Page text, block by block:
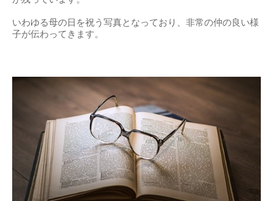
いわゆる母の日を祝う写真となっており、非常の仲の良い様
子が伝わってきます。